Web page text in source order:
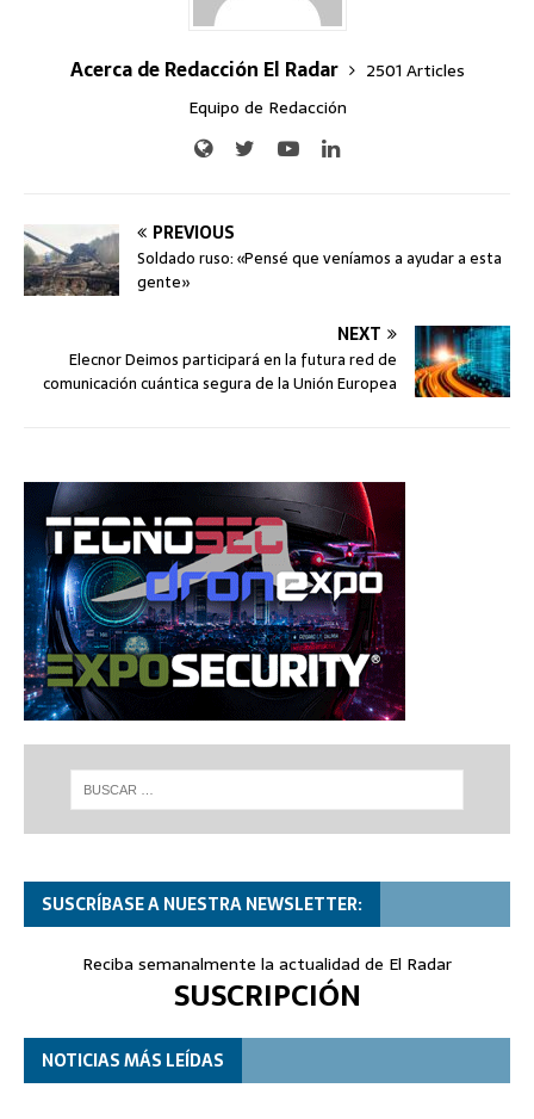
Acerca de Redacción El Radar
2501 Articles
Equipo de Redacción
PREVIOUS
Soldado ruso: «Pensé que veníamos a ayudar a esta
gente»
NEXT
Elecnor Deimos participará en la futura red de
comunicación cuántica segura de la Unión Europea
SUSCRÍBASE A NUESTRA NEWSLETTER:
Reciba semanalmente la actualidad de El Radar
SUSCRIPCIÓN
NOTICIAS MÁS LEÍDAS